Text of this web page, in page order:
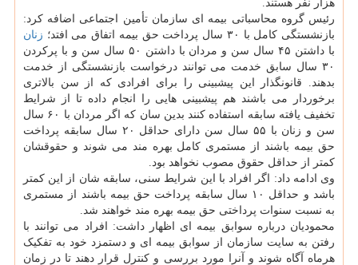
هزار نفر هستند.
رئیس گروه محاسباتی بیمه ای سازمان تأمین اجتماعی اضافه کرد:
بازنشستگی کامل با ۳۰ سال پرداخت حق بیمه اتفاق می افتد؛
زنان
با داشتن ۴۵ سال سن و مردان با داشتن ۵۰ سال سن و با پرکردن
۳۰ سال سابق خدمت می توانند درخواست بازنشستگی از خدمت
بدهند. قانونگذار این پیشبینی را برای افرادی که از سن بالاتری
برخوردار می باشند هم پیشبینی هایی را انجام داده تا از شرایط
تخفیف یافته سابقه استفاده کنند بدین سان که اگر مردان با ۶۰ سال
سن و زنان با ۵۵ سال سن دارای حداقل ۲۰ سال سابقه پرداخت
حق بیمه باشند از مستمری کامل بهره مند می شوند و حقوقشان
کمتر از حداقل حقوق مصوب نخواهد بود.
وی ادامه داد: اگر افراد با این شرایط سنی، سابقه شان از این کمتر
باشد و حداقل ۱۰ سال سابقه پرداخت حق بیمه باشند از مستمری
به نسبت سنوات پرداختی حق بیمه بهره مند خواهند شد.
محمودیان درباره سوابق بیمه ای اظهار داشت: افراد می توانند با
رفتن به سایت سازمان از سوابق بیمه ای و دستمزد خود به تفکیک
هرماه آگاه شوند و آنرا مورد بررسی و کنترل قرار دهند تا در زمان